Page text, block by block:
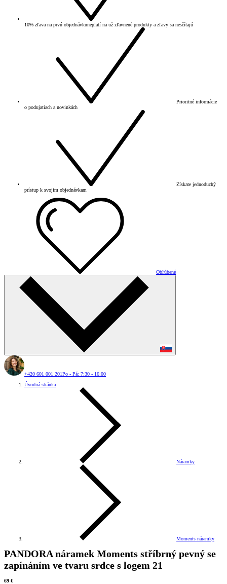
10% zľava na prvú objednávkuneplatí na už zľavnené produkty a zľavy sa nesčítajú
Prioritné informácie
o podujatiach a novinkách
Získate jednoduchý
prístup k svojim objednávkam
Obľúbené
+420 601 001 201Po - Pá: 7:30 - 16:00
Úvodná stránka
Náramky
Moments náramky
PANDORA náramek Moments stříbrný pevný se
zapínáním ve tvaru srdce s logem 21
69 €